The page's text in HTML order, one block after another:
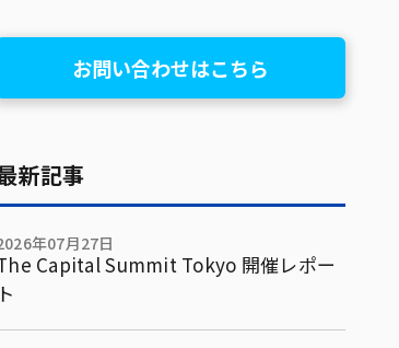
お問い合わせはこちら
新記事
年07月27日
Capital Summit Tokyo 開催レポー
ト